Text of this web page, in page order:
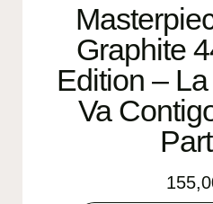
Graphite
Edition –
Va